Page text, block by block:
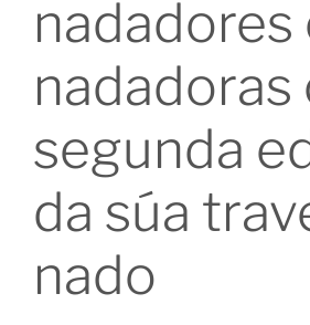
nadadores
nadadoras
segunda
da súa
nado